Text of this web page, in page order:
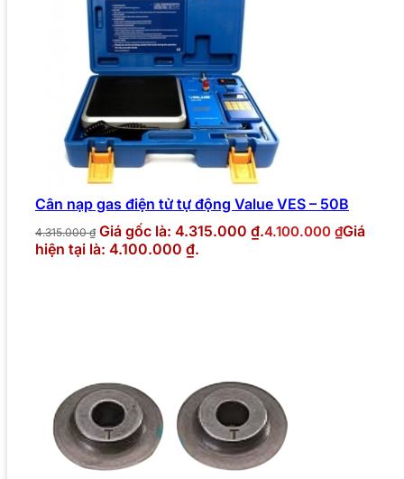
Cân nạp gas điện tử tự động Value VES – 50B
4.315.000₫ Giá gốc là: 4.315.000 ₫.4.100.000 ₫Giá
hiện tại là: 4.100.000 ₫.